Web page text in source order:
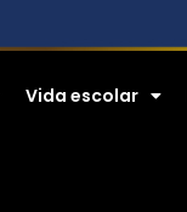
Vida escolar